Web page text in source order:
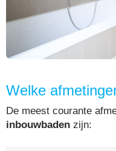
Welke
De meest courante
inbouwbaden zijn: